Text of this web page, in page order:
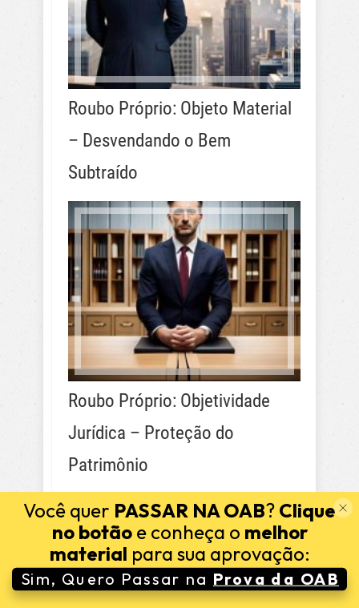
Roubo Próprio: Objeto Material
– Desvendando o Bem
Subtraído
Roubo Próprio: Objetividade
Jurídica – Proteção do
Patrimônio
Você quer PASSAR NA OAB? Clique
no botãoe conheça o melhor
material para sua aprovação:
Sim, Quero Passar na Prova da OAB